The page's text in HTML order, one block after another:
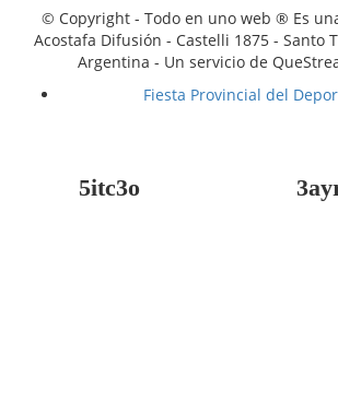
© Copyright - Todo en uno web ® Es
Acostafa Difusión - Castelli 1875 - Santo
Argentina - Un servicio de
Fiesta Provincial del